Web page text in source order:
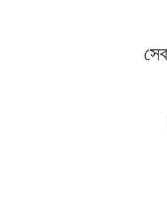
সেকাল
গেয়েছে
বেজেছে